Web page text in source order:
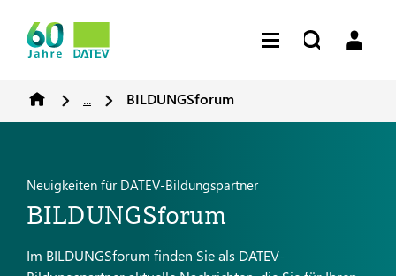
... BILDUNGSforum
Neuigkeiten für DATEV-Bildungspartner
BILDUNGSforum
Im BILDUNGSforum finden Sie als DATEV-